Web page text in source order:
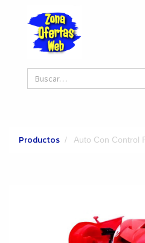
Productos Auto Con Control